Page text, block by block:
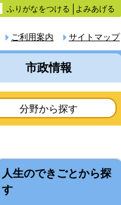
ふりがなをつける よみあげる
サイトマップ
ご利用案内
市政情報
分野から探す
人生のできごとから探
す